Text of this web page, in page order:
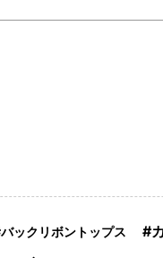
バックリボントップス